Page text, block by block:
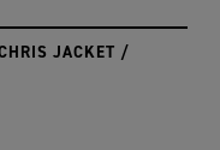
JACKET /